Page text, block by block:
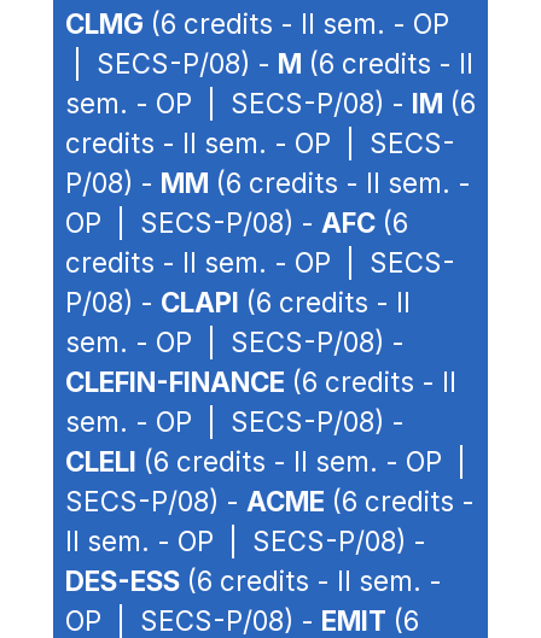
CLMG (6 credits - II sem. - OP
| SECS-P/08) - M (6 credits - II
sem. - OP | SECS-P/08) - IM (6
credits - II sem. - OP | SECS-
P/08) - MM (6 credits - II sem. -
OP | SECS-P/08) - AFC (6
credits - II sem. - OP | SECS-
P/08) - CLAPI (6 credits - II
sem. - OP | SECS-P/08) -
CLEFIN-FINANCE (6 credits - II
sem. - OP | SECS-P/08) -
CLELI (6 credits - II sem. - OP |
SECS-P/08) - ACME (6 credits -
II sem. - OP | SECS-P/08) -
DES-ESS (6 credits - II sem. -
OP | SECS-P/08) - EMIT (6